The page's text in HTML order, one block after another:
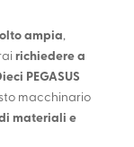
ampia,
richiedere a
PEGASUS
macchinario
materiali e